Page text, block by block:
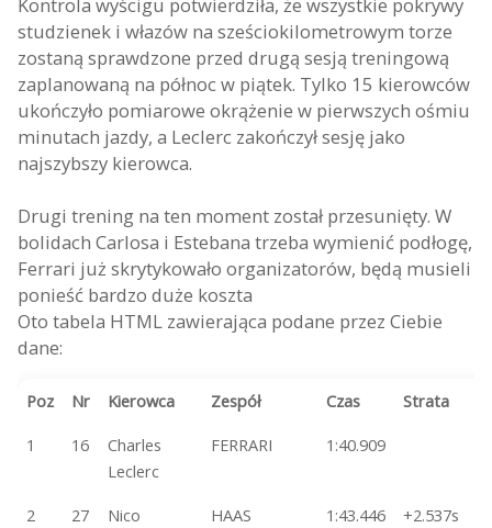
studzienek i włazów na sześciokilometrowym torze
zostaną sprawdzone przed drugą sesją treningową
zaplanowaną na północ w piątek. Tylko 15 kierowców
ukończyło pomiarowe okrążenie w pierwszych ośmiu
minutach jazdy, a Leclerc zakończył sesję jako
najszybszy kierowca.
Drugi trening na ten moment został przesunięty. W
bolidach Carlosa i Estebana trzeba wymienić podłogę,
Ferrari już skrytykowało organizatorów, będą musieli
ponieść bardzo duże koszta
Oto tabela HTML zawierająca podane przez Ciebie
dane:
Poz Nr Kierowca Zespół Czas Strata
1
16
Charles
Leclerc
FERRARI 1:40.909
2 27
Nico
HAAS
1:43.446 +2.537s